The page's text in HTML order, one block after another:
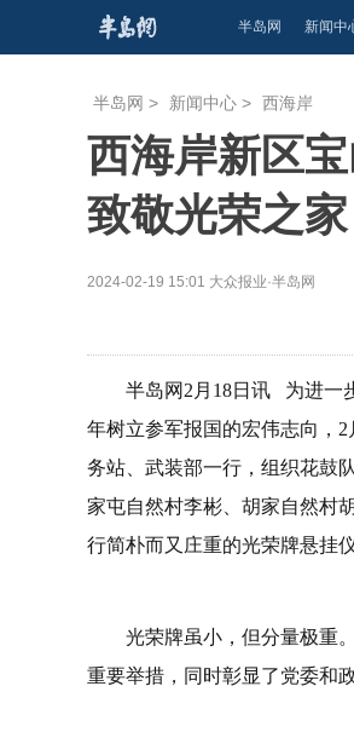
半岛网 新闻中
半岛网 > 新闻中心 > 西海岸
西海岸新区
致敬光荣之家
2024-02-19 15:01 大众报业·半岛网
半岛网2月18日讯 为进一
年树立参军报国的宏伟志向，
务站、武装部一行，组织花鼓
家屯自然村李彬、胡家自然村
行简朴而又庄重的光荣牌悬挂
光荣牌虽小，但分量极重
重要举措，同时彰显了党委和